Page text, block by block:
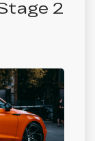
2